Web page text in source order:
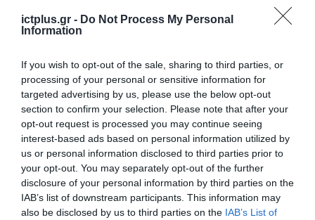
ictplus.gr - Do Not Process My Personal
Information
If you wish to opt-out of the sale, sharing to third parties, or
processing of your personal or sensitive information for
targeted advertising by us, please use the below opt-out
section to confirm your selection. Please note that after your
opt-out request is processed you may continue seeing
interest-based ads based on personal information utilized by
us or personal information disclosed to third parties prior to
your opt-out. You may separately opt-out of the further
disclosure of your personal information by third parties on the
IAB’s list of downstream participants. This information may
also be disclosed by us to third parties on the IAB’s List of
ΤΗΛΕΠΙΚΟΙΝΩΝΙΕΣ
Σήμερα “κληρώνει” για τον
διαγωνισμό του UFBB
10.01.2022